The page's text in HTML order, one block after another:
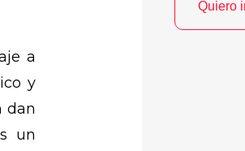
a
y
dan
un